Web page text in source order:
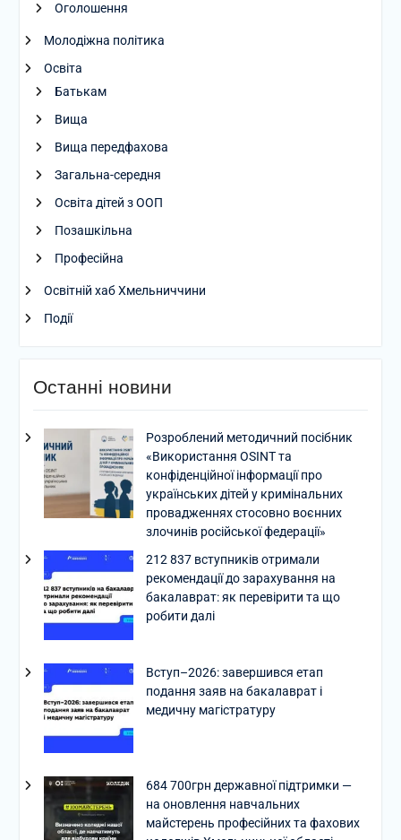
Оголошення
Молодіжна політика
Освіта
Батькам
Вища
Вища передфахова
Загальна-середня
Освіта дітей з ООП
Позашкільна
Професійна
Освітній хаб Хмельниччини
Події
Останні новини
Розроблений методичний посібник
«Використання OSINT та
конфіденційної інформації про
українських дітей у кримінальних
провадженнях стосовно воєнних
злочинів російської федерації»
212 837 вступників отримали
рекомендації до зарахування на
бакалаврат: як перевірити та що
робити далі
Вступ–2026: завершився етап
подання заяв на бакалаврат і
медичну магістратуру
684 700грн державної підтримки —
на оновлення навчальних
майстерень професійних та фахових